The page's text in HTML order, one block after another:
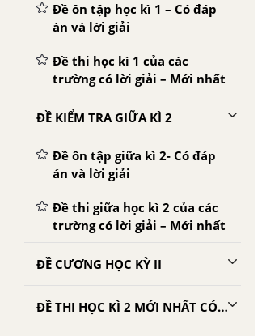
Đề ôn tập học kì 1 – Có đáp
án và lời giải
Đề thi học kì 1 của các
trường có lời giải – Mới nhất
ĐỀ KIỂM TRA GIỮA KÌ 2
Đề ôn tập giữa kì 2- Có đáp
án và lời giải
Đề thi giữa học kì 2 của các
trường có lời giải – Mới nhất
ĐỀ CƯƠNG HỌC KỲ II
ĐỀ THI HỌC KÌ 2 MỚI NHẤT CÓ LỜI GIẢI